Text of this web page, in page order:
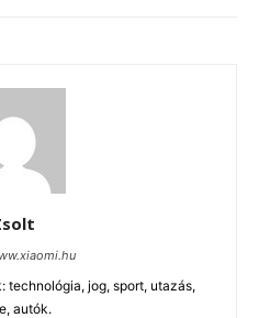
technológia, jog, sport, utazás,
autók.